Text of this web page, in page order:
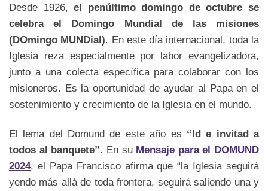
Desde 1926,el penúltimo domingo de octubre se
celebra el Domingo Mundial de las misiones
(DOmingo MUNDial). En este día internacional, toda la
Iglesia reza especialmente por labor evangelizadora,
junto a una colecta específica para colaborar con los
misioneros. Es la oportunidad de ayudar al Papa en el
sostenimiento y crecimiento de la Iglesia en el mundo.
El lema del Domund de este año es “Id e invitad a
todos al banquete”. En su Mensaje para el DOMUND
2024, el Papa Francisco afirma que “la Iglesia seguirá
yendo más allá de toda frontera, seguirá saliendo una y